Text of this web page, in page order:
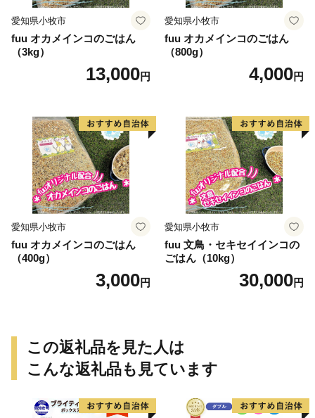
愛知県小牧市
fuu オカメインコのごはん
（3kg）
13,000円
愛知県小牧市
fuu オカメインコのごはん
（800g）
4,000円
愛知県小牧市
fuu オカメインコのごはん
（400g）
3,000円
愛知県小牧市
fuu 文鳥・セキセイインコの
ごはん（10kg）
30,000円
この返礼品を見た人は
こんな返礼品も見ています